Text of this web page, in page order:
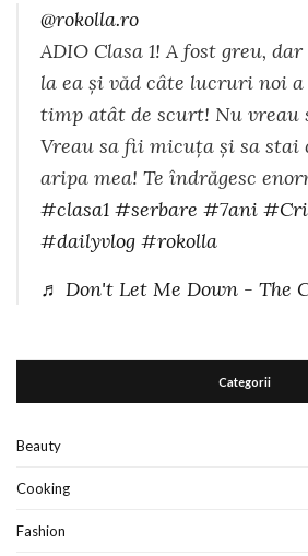
@rokolla.ro
ADIO Clasa 1! A fost greu,
la ea și văd câte lucruri noi
timp atât de scurt! Nu vreau
Vreau sa fii micuța și sa stai
aripa mea! Te îndrăgesc
#clasa1 #serbare #7ani
#dailyvlog #rokolla
♬ Don't Let Me Down - The
Categorii
Beauty
Cooking
Fashion